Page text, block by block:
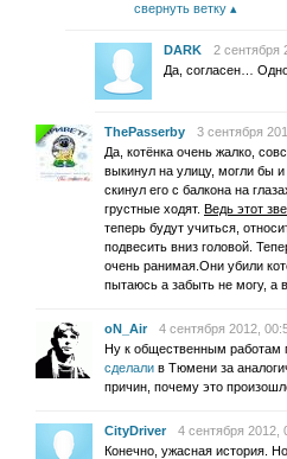
свернуть ветку
DARK
2 сентября
Да, согласен…
ThePasserby
3 сентября
Да, котёнка очень жалко,
выкинул на улицу, могли бы и
скинул его с балкона на
грустные ходят. Ведь этот
теперь будут учиться,
подвесить вниз головой.
очень ранимая.Они убили
пытаюсь а забыть не могу, а
oN_Air
4 сентября 2012,
Ну к общественным работам
сделали в Тюмени за
причин, почему это
CityDriver
4 сентября 2012,
Конечно, ужасная история.